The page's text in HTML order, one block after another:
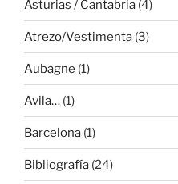
Asturias / Cantabria (4)
Atrezo/Vestimenta (3)
Aubagne (1)
Avila… (1)
Barcelona (1)
Bibliografía (24)